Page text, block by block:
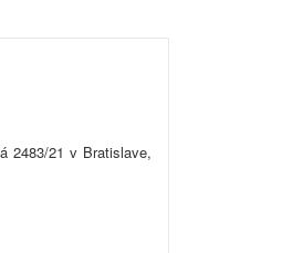
2483/21 v Bratislave,